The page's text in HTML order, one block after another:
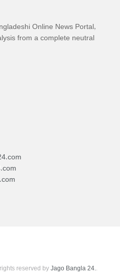
Online News Portal,
from a complete neutral
reserved by Jago Bangla 24..